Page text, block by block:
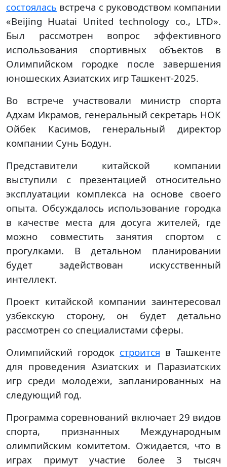
состоялась встреча с руководством компании
«Beijing Huatai United technology co., LTD».
Был рассмотрен вопрос эффективного
использования спортивных объектов в
Олимпийском городке после завершения
юношеских Азиатских игр Ташкент-2025.
Во встрече участвовали министр спорта
Адхам Икрамов, генеральный секретарь НОК
Ойбек Касимов, генеральный директор
компании Сунь Бодун.
Представители китайской компании
выступили с презентацией относительно
эксплуатации комплекса на основе своего
опыта. Обсуждалось использование городка
в качестве места для досуга жителей, где
можно совместить занятия спортом с
прогулками. В детальном планировании
будет задействован искусственный
интеллект.
Проект китайской компании заинтересовал
узбекскую сторону, он будет детально
рассмотрен со специалистами сферы.
Олимпийский городок строится в Ташкенте
для проведения Азиатских и Паразиатских
игр среди молодежи, запланированных на
следующий год.
Программа соревнований включает 29 видов
спорта, признанных Международным
олимпийским комитетом. Ожидается, что в
играх примут участие более 3 тысяч